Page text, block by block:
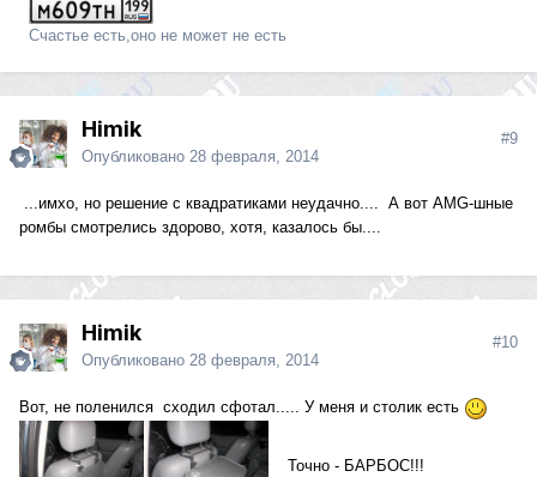
Счастье есть,оно не может не есть
Himik
Опубликовано 28 февраля, 2014
#9
...имхо, но решение с квадратиками неудачно.... А вот AMG-шные
ромбы смотрелись здорово, хотя, казалось бы....
Himik
Опубликовано 28 февраля, 2014
#10
Вот, не поленился сходил сфотал..... У меня и столик есть
Точно - БАРБОС!!!